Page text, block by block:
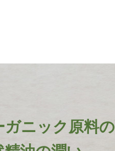
ガニック原料の